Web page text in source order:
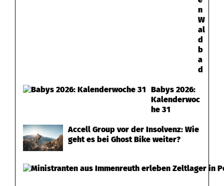
n
W
al
d
b
a
d
Babys 2026:
Kalenderwoc
he 31
Accell Group vor der Insolvenz: Wie
geht es bei Ghost Bike weiter?